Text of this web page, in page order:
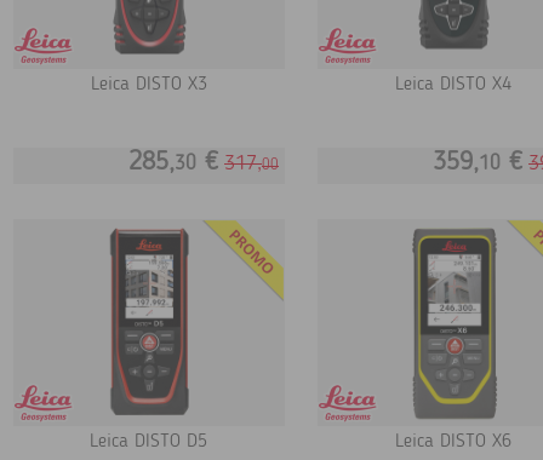
Leica DISTO X3
285,30 € 317,00
Leica DISTO X4
359,10 €
Leica DISTO D5 Leica DISTO X6